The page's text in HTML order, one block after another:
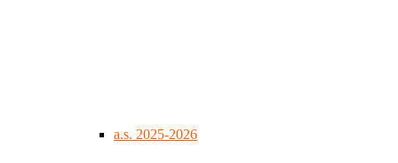
a.s. 2025-2026